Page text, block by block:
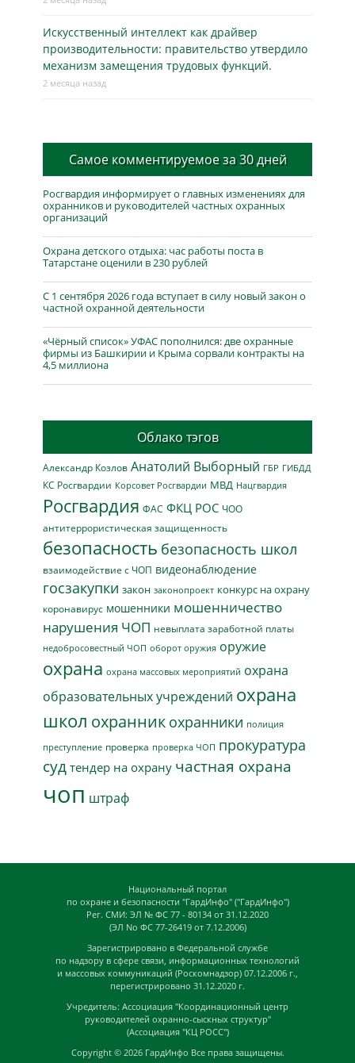
Искусственный интеллект как драйвер
производительности: правительство утвердило
механизм замещения трудовых функций.
2 месяца назад
Самое комментируемое за 30 дней
Росгвардия информирует о главных изменениях для
охранников и руководителей частных охранных
организаций
Охрана детского отдыха: час работы поста в
Татарстане оценили в 230 рублей
С 1 сентября 2026 года вступает в силу новый закон о
частной охранной деятельности
«Чёрный список» УФАС пополнился: две охранные
фирмы из Башкирии и Крыма сорвали контракты на
4,5 миллиона
Облако тэгов
Александр Козлов Анатолий Выборный ГБР ГИБДД
КС Росгвардии Корсовет Росгвардии МВД Нацгвардия
Росгвардия ФАС ФКЦ РОС ЧОО
антитеррористическая защищенность
безопасность безопасность школ
взаимодействие с ЧОП видеонаблюдение
госзакупки закон законопроект конкурс на охрану
коронавирус мошенники мошенничество
нарушения ЧОП невыплата заработной платы
недобросовестный ЧОП оборот оружия оружие
охрана охрана массовых мероприятий охрана
образовательных учреждений охрана
школ охранник охранники полиция
преступление проверка проверка ЧОП прокуратура
суд тендер на охрану частная охрана
чоп штраф
Национальный портал
по охране и безопасности "ГардИнфо" ("ГардИнфо")
Рег. СМИ: ЭЛ № ФС 77 - 80134 от 31.12.2020
(ЭЛ No ФС 77-26419 от 7.12.2006)
Зарегистрировано в Федеральной службе
по надзору в сфере связи, информационных технологий
и массовых коммуникаций (Роскомнадзор) 07.12.2006 г.,
перегистрировано 31.12.2020 г.
Учредитель: Ассоциация "Координационный центр
руководителей охранно-сыскных структур"
(Ассоциация "КЦ РОСС")
Copyright © 2026 ГардИнфо Все права защищены.